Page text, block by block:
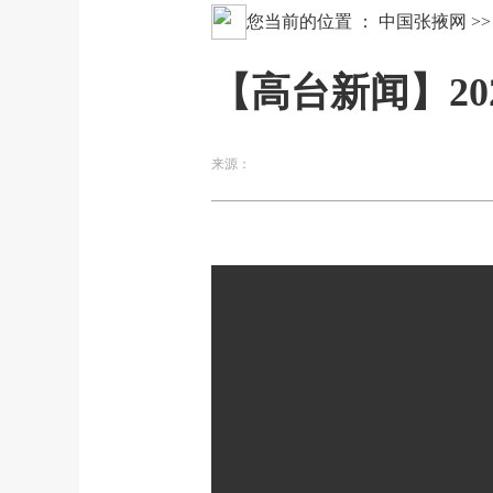
您当前的位置 ： 中国张掖网
【高台新闻】
来源：